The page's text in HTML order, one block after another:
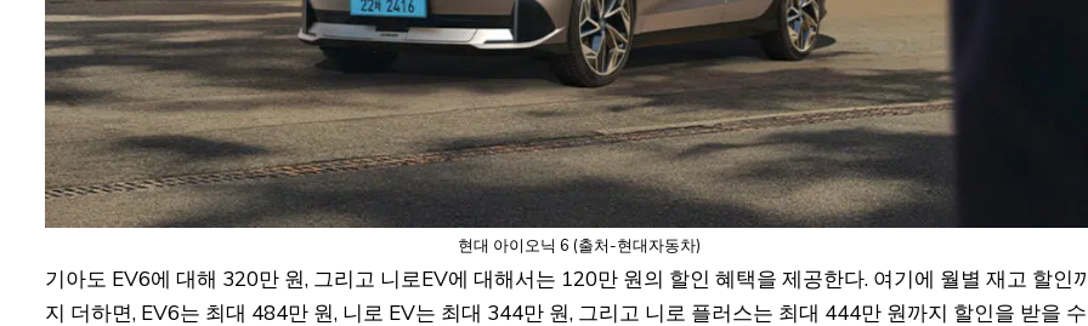
현대 아이오닉 6 (출처-현대자동차)
기아도 EV6에 대해 320만 원, 그리고 니로EV에 대해서는 120만 원의 할인 혜택을 제공한다. 여기에 월별 재고 할인
지 더하면, EV6는 최대 484만 원, 니로 EV는 최대 344만 원, 그리고 니로 플러스는 최대 444만 원까지 할인을 받을